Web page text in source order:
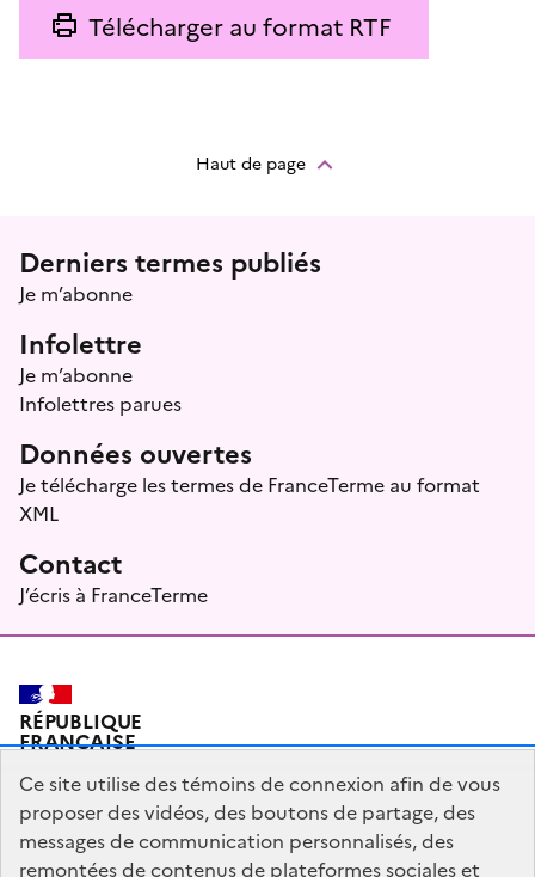
Télécharger au format RTF
Haut de page
Menu prefooter
Derniers termes publiés
Je m’abonne
Infolettre
Je m’abonne
Infolettres parues
Données ouvertes
Je télécharge les termes de FranceTerme au format
XML
Contact
J’écris à FranceTerme
RÉPUBLIQUE
FRANÇAISE
Plan du site Mentions légales Qui sommes-nous ?
Ce site utilise des témoins de connexion afin de vous
proposer des vidéos, des boutons de partage, des
messages de communication personnalisés, des
remontées de contenus de plateformes sociales et